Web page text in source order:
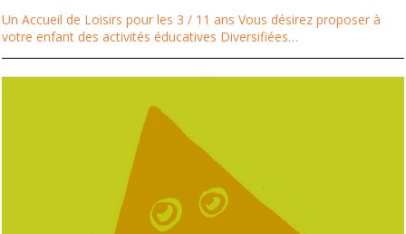
Un Accueil de Loisirs pour les 3 / 11 ans Vous désirez proposer à
votre enfant des activités éducatives Diversifiées…